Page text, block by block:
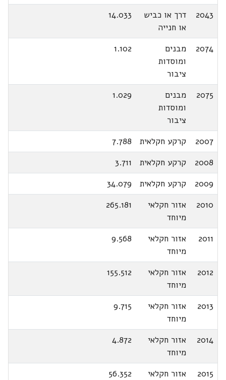
2043
דרך או כביש
או חנייה
14.033
2074
מבנים
ומוסדות
ציבור
1.102
2075
מבנים
ומוסדות
ציבור
1.029
2007 קרקע חקלאית
7.788
2008
קרקע חקלאית
3.711
2009
קרקע חקלאית
34.079
2010
אזור חקלאי
מיוחד
265.181
2011
אזור חקלאי
מיוחד
9.568
2012
אזור חקלאי
מיוחד
155.512
2013
אזור חקלאי
מיוחד
9.715
2014
אזור חקלאי
מיוחד
4.872
2015
אזור חקלאי
56.352